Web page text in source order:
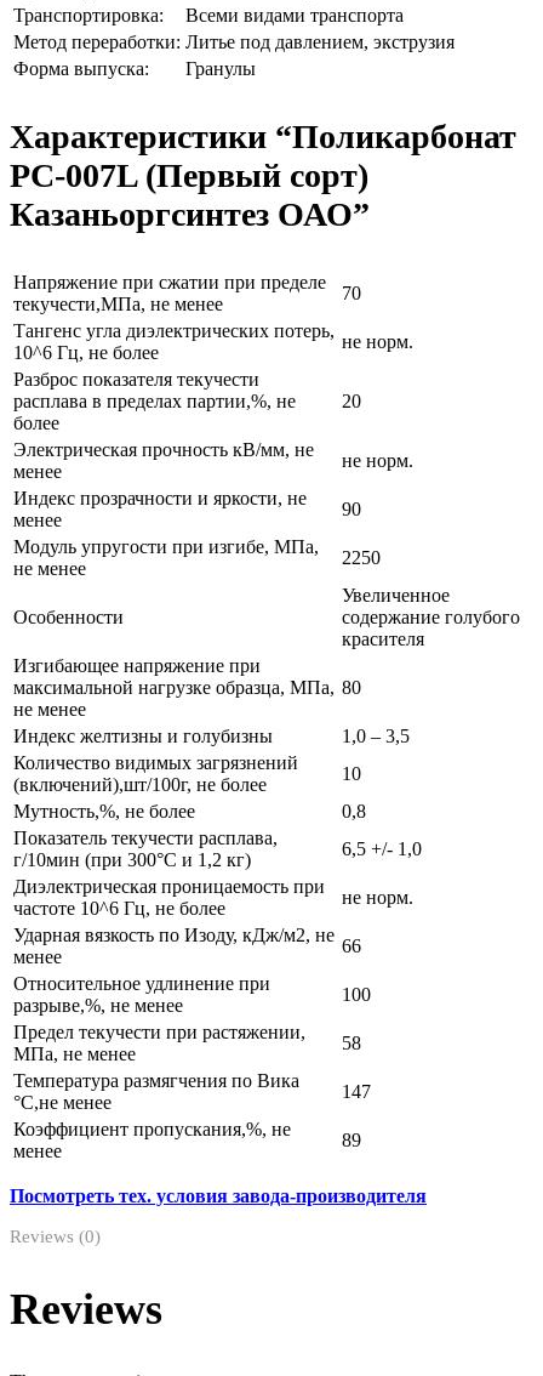
Транспортировка:
Всеми видами транспорта
Метод переработки: Литье под давлением, экструзия
Форма выпуска:
Гранулы
Характеристики “Поликарбонат
РС-007L (Первый сорт)
Казаньоргсинтез ОАО”
Напряжение при сжатии при пределе
текучести,МПа, не менее
70
Тангенс угла диэлектрических потерь,
10^6 Гц, не более
не норм.
Разброс показателя текучести
расплава в пределах партии,%, не
более
20
Электрическая прочность кВ/мм, не
менее
не норм.
Индекс прозрачности и яркости, не
менее
90
Модуль упругости при изгибе, МПа,
не менее
2250
Особенности
Увеличенное
содержание голубого
красителя
Изгибающее напряжение при
максимальной нагрузке образца, МПа,
не менее
80
Индекс желтизны и голубизны
1,0 – 3,5
Количество видимых загрязнений
(включений),шт/100г, не более
10
Мутность,%, не более
0,8
Показатель текучести расплава,
г/10мин (при 300°С и 1,2 кг)
6,5 +/- 1,0
Диэлектрическая проницаемость при
частоте 10^6 Гц, не более
не норм.
Ударная вязкость по Изоду, кДж/м2, не
менее
66
Относительное удлинение при
разрыве,%, не менее
100
Предел текучести при растяжении,
МПа, не менее
58
Температура размягчения по Вика
°С,не менее
147
Коэффициент пропускания,%, не
менее
89
Посмотреть тех. условия завода-производителя
Reviews (0)
Reviews